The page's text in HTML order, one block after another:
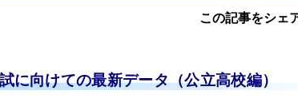
に向けての最新データ（公立高校編）